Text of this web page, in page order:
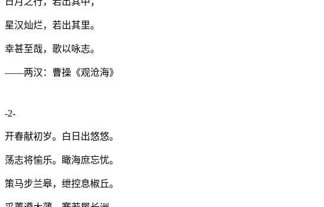
星汉灿烂，若出其里。
幸甚至哉，歌以咏志。
——两汉：曹操《观沧海》
-2-
开春献初岁。白日出悠悠。
荡志将愉乐。瞰海庶忘忧。
策马步兰皋，绁控息椒丘。